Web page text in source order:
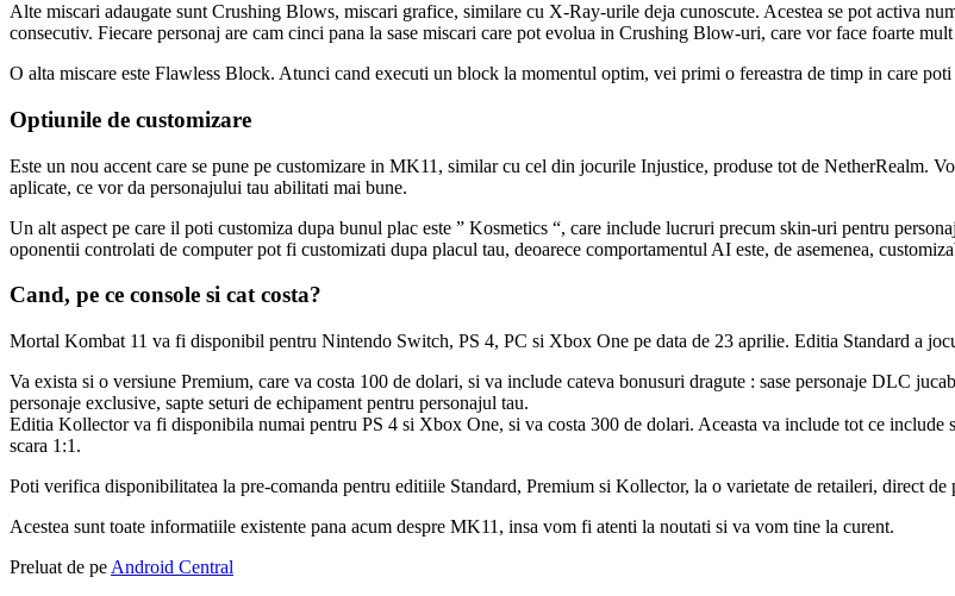
Alte miscari adaugate sunt Crushing Blows, miscari grafice, similare cu X-Ray-urile deja cunoscute. Acestea se pot activa
consecutiv. Fiecare personaj are cam cinci pana la sase miscari care pot evolua in Crushing Blow-uri, care vor face foarte mult
O alta miscare este Flawless Block. Atunci cand executi un block la momentul optim, vei primi o fereastra de timp in care poti
Optiunile de customizare
Este un nou accent care se pune pe customizare in MK11, similar cu cel din jocurile Injustice, produse tot de NetherRealm.
aplicate, ce vor da personajului tau abilitati mai bune.
Un alt aspect pe care il poti customiza dupa bunul plac este ” Kosmetics “, care include lucruri precum skin-uri pentru
oponentii controlati de computer pot fi customizati dupa placul tau, deoarece comportamentul AI este, de asemenea,
Cand, pe ce console si cat costa?
Mortal Kombat 11 va fi disponibil pentru Nintendo Switch, PS 4, PC si Xbox One pe data de 23 aprilie. Editia Standard a
Va exista si o versiune Premium, care va costa 100 de dolari, si va include cateva bonusuri dragute : sase personaje DLC
personaje exclusive, sapte seturi de echipament pentru personajul tau.
Editia Kollector va fi disponibila numai pentru PS 4 si Xbox One, si va costa 300 de dolari. Aceasta va include tot ce
scara 1:1.
Poti verifica disponibilitatea la pre-comanda pentru editiile Standard, Premium si Kollector, la o varietate de retaileri, direct de
Acestea sunt toate informatiile existente pana acum despre MK11, insa vom fi atenti la noutati si va vom tine la curent.
Preluat de pe Android Central